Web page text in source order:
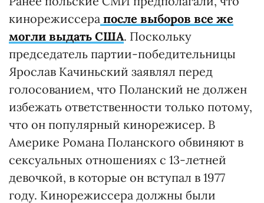
кинорежиссера после выборов все же
могли выдать США. Поскольку
председатель партии-победительницы
Ярослав Качиньский заявлял перед
голосованием, что Поланский не должен
избежать ответственности только потому,
что он популярный кинорежисер. В
Америке Романа Поланского обвиняют в
сексуальных отношениях с 13-летней
девочкой, в которые он вступал в 1977
году. Кинорежиссера должны были